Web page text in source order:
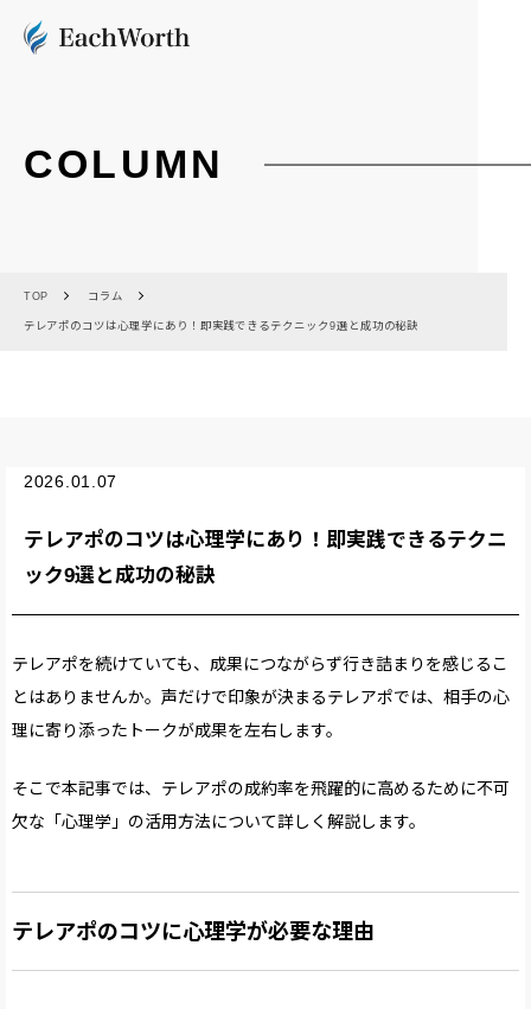
COLUMN
TOP コラム
テレアポのコツは心理学にあり！即実践できるテクニック9選と成功の秘訣
2026.01.07
テレアポのコツは心理学にあり！即実践できるテクニ
ック9選と成功の秘訣
テレアポを続けていても、成果につながらず行き詰まりを感じるこ
とはありませんか。声だけで印象が決まるテレアポでは、相手の心
理に寄り添ったトークが成果を左右します。
そこで本記事では、テレアポの成約率を飛躍的に高めるために不可
欠な「心理学」の活用方法について詳しく解説します。
テレアポのコツに心理学が必要な理由